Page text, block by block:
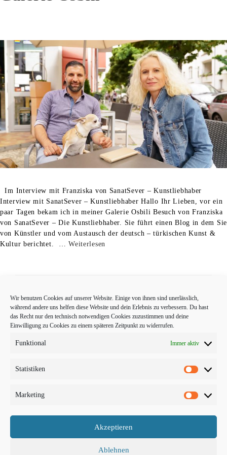
Wir benutzen Cookies auf unserer Website. Einige von ihnen sind unerlässlich,
während andere uns helfen diese Website und dein Erlebnis zu verbessern. Du hast
das Recht nur den technisch notwendigen Cookies zuzustimmen und deine
Einwilligung zu Cookies zu einem späteren Zeitpunkt zu widerrufen.
Funktional Immer aktiv
Statistiken
Marketing
Akzeptieren
Ablehnen
Im Interview mit Franziska von SanatSever – Kunstliebhaber
Interview mit SanatSever – Kunstliebhaber Hallo Ihr Lieben, vor ein
paar Tagen bekam ich in meiner Galerie Osbili Besuch von Franziska
von SanatSever – Die Kunstliebhaber. Sie führt einen Blog in dem Sie
von Künstler und vom Austausch der deutsch – türkischen Kunst &
Kultur berichtet. …Weiterlesen
Start Lookbook Kontakt Impressum AGB
Datenschutzerklärung Widerrufsbelehrung